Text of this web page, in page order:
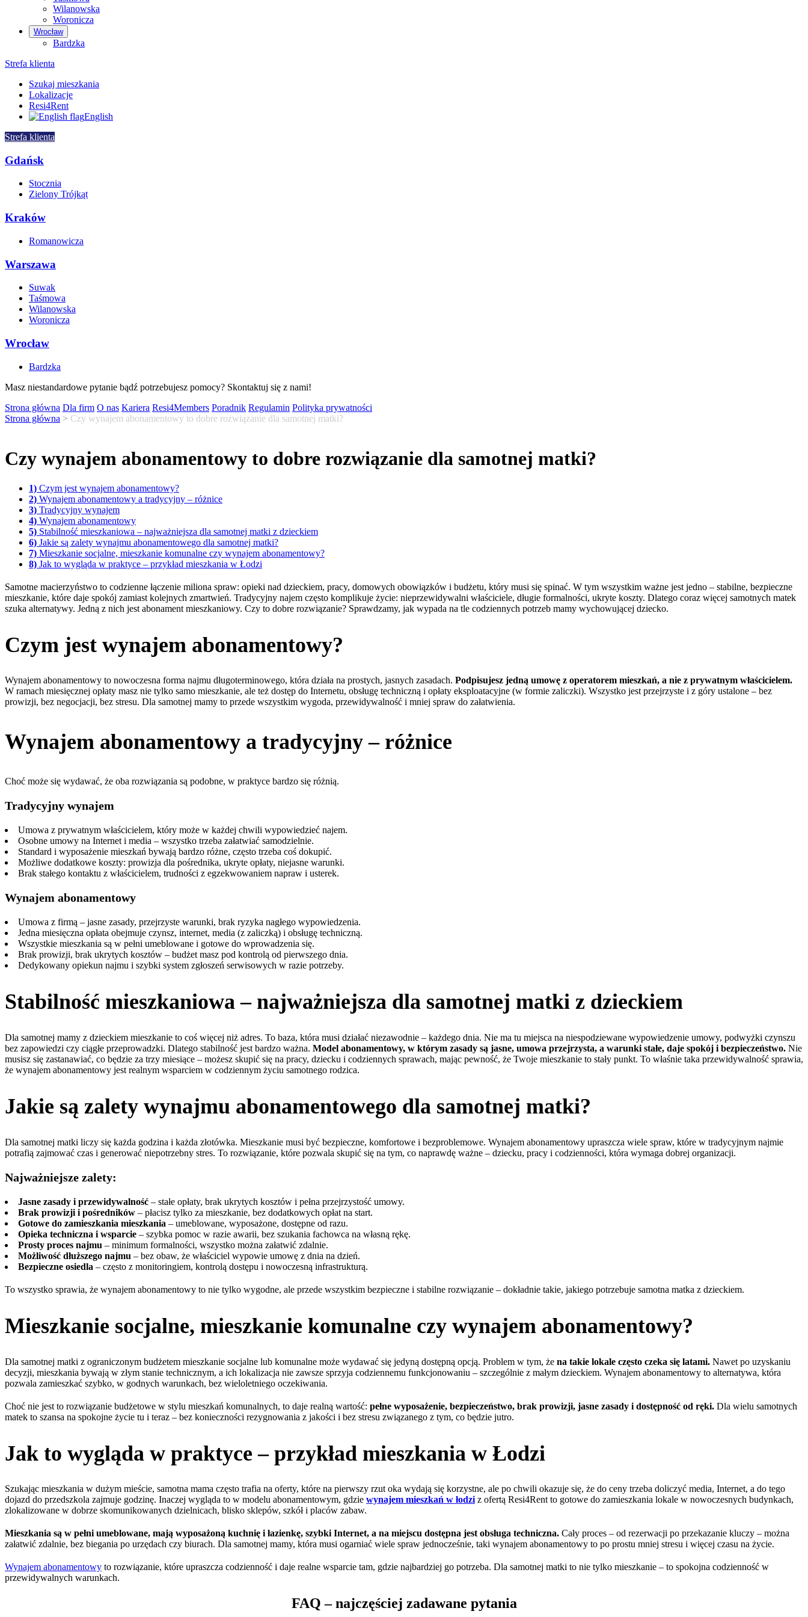
Wilanowska
Woronicza
Wrocław
Bardzka
Strefa klienta
Szukaj mieszkania
Lokalizacje
Resi4Rent
English
Strefa klienta
Gdańsk
Stocznia
Zielony Trójkąt
Kraków
Romanowicza
Warszawa
Suwak
Taśmowa
Wilanowska
Woronicza
Wrocław
Bardzka
Masz niestandardowe pytanie bądź potrzebujesz pomocy? Skontaktuj się z nami!
Strona główna Dla firm O nas Kariera Resi4Members Poradnik Regulamin Polityka prywatności
Strona główna > Czy wynajem abonamentowy to dobre rozwiązanie dla samotnej matki?
Czy wynajem abonamentowy to dobre rozwiązanie dla samotnej matki?
1) Czym jest wynajem abonamentowy?
2) Wynajem abonamentowy a tradycyjny – różnice
3) Tradycyjny wynajem
4) Wynajem abonamentowy
5) Stabilność mieszkaniowa – najważniejsza dla samotnej matki z dzieckiem
6) Jakie są zalety wynajmu abonamentowego dla samotnej matki?
7) Mieszkanie socjalne, mieszkanie komunalne czy wynajem abonamentowy?
8) Jak to wygląda w praktyce – przykład mieszkania w Łodzi
Samotne macierzyństwo to codzienne łączenie miliona spraw: opieki nad dzieckiem, pracy, domowych obowiązków i budżetu, który musi się spinać. W tym wszystkim ważne jest jedno – stabilne, bezpieczne
mieszkanie, które daje spokój zamiast kolejnych zmartwień. Tradycyjny najem często komplikuje życie: nieprzewidywalni właściciele, długie formalności, ukryte koszty. Dlatego coraz więcej samotnych matek
szuka alternatywy. Jedną z nich jest abonament mieszkaniowy. Czy to dobre rozwiązanie? Sprawdzamy, jak wypada na tle codziennych potrzeb mamy wychowującej dziecko.
Czym jest wynajem abonamentowy?
Wynajem abonamentowy to nowoczesna forma najmu długoterminowego, która działa na prostych, jasnych zasadach. Podpisujesz jedną umowę z operatorem mieszkań, a nie z prywatnym właścicielem.
W ramach miesięcznej opłaty masz nie tylko samo mieszkanie, ale też dostęp do Internetu, obsługę techniczną i opłaty eksploatacyjne (w formie zaliczki). Wszystko jest przejrzyste i z góry ustalone – bez
prowizji, bez negocjacji, bez stresu. Dla samotnej mamy to przede wszystkim wygoda, przewidywalność i mniej spraw do załatwienia.
Wynajem abonamentowy a tradycyjny – różnice
Choć może się wydawać, że oba rozwiązania są podobne, w praktyce bardzo się różnią.
Tradycyjny wynajem
Umowa z prywatnym właścicielem, który może w każdej chwili wypowiedzieć najem.
Osobne umowy na Internet i media – wszystko trzeba załatwiać samodzielnie.
Standard i wyposażenie mieszkań bywają bardzo różne, często trzeba coś dokupić.
Możliwe dodatkowe koszty: prowizja dla pośrednika, ukryte opłaty, niejasne warunki.
Brak stałego kontaktu z właścicielem, trudności z egzekwowaniem napraw i usterek.
Wynajem abonamentowy
Umowa z firmą – jasne zasady, przejrzyste warunki, brak ryzyka nagłego wypowiedzenia.
Jedna miesięczna opłata obejmuje czynsz, internet, media (z zaliczką) i obsługę techniczną.
Wszystkie mieszkania są w pełni umeblowane i gotowe do wprowadzenia się.
Brak prowizji, brak ukrytych kosztów – budżet masz pod kontrolą od pierwszego dnia.
Dedykowany opiekun najmu i szybki system zgłoszeń serwisowych w razie potrzeby.
Stabilność mieszkaniowa – najważniejsza dla samotnej matki z dzieckiem
Dla samotnej mamy z dzieckiem mieszkanie to coś więcej niż adres. To baza, która musi działać niezawodnie – każdego dnia. Nie ma tu miejsca na niespodziewane wypowiedzenie umowy, podwyżki czynszu
bez zapowiedzi czy ciągłe przeprowadzki. Dlatego stabilność jest bardzo ważna. Model abonamentowy, w którym zasady są jasne, umowa przejrzysta, a warunki stałe, daje spokój i bezpieczeństwo. Nie
musisz się zastanawiać, co będzie za trzy miesiące – możesz skupić się na pracy, dziecku i codziennych sprawach, mając pewność, że Twoje mieszkanie to stały punkt. To właśnie taka przewidywalność sprawia,
że wynajem abonamentowy jest realnym wsparciem w codziennym życiu samotnego rodzica.
Jakie są zalety wynajmu abonamentowego dla samotnej matki?
Dla samotnej matki liczy się każda godzina i każda złotówka. Mieszkanie musi być bezpieczne, komfortowe i bezproblemowe. Wynajem abonamentowy upraszcza wiele spraw, które w tradycyjnym najmie
potrafią zajmować czas i generować niepotrzebny stres. To rozwiązanie, które pozwala skupić się na tym, co naprawdę ważne – dziecku, pracy i codzienności, która wymaga dobrej organizacji.
Najważniejsze zalety:
Jasne zasady i przewidywalność – stałe opłaty, brak ukrytych kosztów i pełna przejrzystość umowy.
Brak prowizji i pośredników – płacisz tylko za mieszkanie, bez dodatkowych opłat na start.
Gotowe do zamieszkania mieszkania – umeblowane, wyposażone, dostępne od razu.
Opieka techniczna i wsparcie – szybka pomoc w razie awarii, bez szukania fachowca na własną rękę.
Prosty proces najmu – minimum formalności, wszystko można załatwić zdalnie.
Możliwość dłuższego najmu – bez obaw, że właściciel wypowie umowę z dnia na dzień.
Bezpieczne osiedla – często z monitoringiem, kontrolą dostępu i nowoczesną infrastrukturą.
To wszystko sprawia, że wynajem abonamentowy to nie tylko wygodne, ale przede wszystkim bezpieczne i stabilne rozwiązanie – dokładnie takie, jakiego potrzebuje samotna matka z dzieckiem.
Mieszkanie socjalne, mieszkanie komunalne czy wynajem abonamentowy?
Dla samotnej matki z ograniczonym budżetem mieszkanie socjalne lub komunalne może wydawać się jedyną dostępną opcją. Problem w tym, że na takie lokale często czeka się latami. Nawet po uzyskaniu
decyzji, mieszkania bywają w złym stanie technicznym, a ich lokalizacja nie zawsze sprzyja codziennemu funkcjonowaniu – szczególnie z małym dzieckiem. Wynajem abonamentowy to alternatywa, która
pozwala zamieszkać szybko, w godnych warunkach, bez wieloletniego oczekiwania.
Choć nie jest to rozwiązanie budżetowe w stylu mieszkań komunalnych, to daje realną wartość: pełne wyposażenie, bezpieczeństwo, brak prowizji, jasne zasady i dostępność od ręki. Dla wielu samotnych
matek to szansa na spokojne życie tu i teraz – bez konieczności rezygnowania z jakości i bez stresu związanego z tym, co będzie jutro.
Jak to wygląda w praktyce – przykład mieszkania w Łodzi
Szukając mieszkania w dużym mieście, samotna mama często trafia na oferty, które na pierwszy rzut oka wydają się korzystne, ale po chwili okazuje się, że do ceny trzeba doliczyć media, Internet, a do tego
dojazd do przedszkola zajmuje godzinę. Inaczej wygląda to w modelu abonamentowym, gdzie wynajem mieszkań w łodzi z ofertą Resi4Rent to gotowe do zamieszkania lokale w nowoczesnych budynkach,
zlokalizowane w dobrze skomunikowanych dzielnicach, blisko sklepów, szkół i placów zabaw.
Mieszkania są w pełni umeblowane, mają wyposażoną kuchnię i łazienkę, szybki Internet, a na miejscu dostępna jest obsługa techniczna. Cały proces – od rezerwacji po przekazanie kluczy – można
załatwić zdalnie, bez biegania po urzędach czy biurach. Dla samotnej mamy, która musi ogarniać wiele spraw jednocześnie, taki wynajem abonamentowy to po prostu mniej stresu i więcej czasu na życie.
Wynajem abonamentowy to rozwiązanie, które upraszcza codzienność i daje realne wsparcie tam, gdzie najbardziej go potrzeba. Dla samotnej matki to nie tylko mieszkanie – to spokojna codzienność w
przewidywalnych warunkach.
FAQ – najczęściej zadawane pytania